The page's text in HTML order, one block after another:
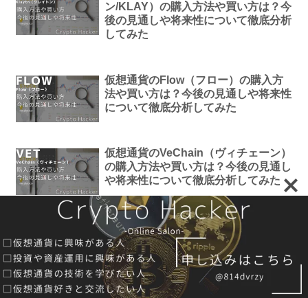
ン/KLAY）の購入方法や買い方は？今
後の見通しや将来性について徹底分析
してみた
仮想通貨のFlow（フロー）の購入方
法や買い方は？今後の見通しや将来性
について徹底分析してみた
仮想通貨のVeChain（ヴィチェーン）
の購入方法や買い方は？今後の見通し
や将来性について徹底分析してみた
スポンサーリンク